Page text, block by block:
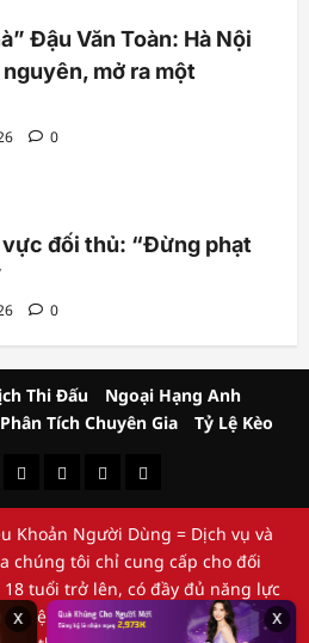
Đậu Văn Toàn: Hà Nội
mở ra một
0
đối thủ: “Đừng phạt
0
Thi Đấu
Ngoại Hạng Anh
Phân Tích Chuyên Gia Tỷ Lệ Kèo
Ngoại
Hạng
Anh
Phân
Tích
Chiến
Thuật
Phân
Tích
Chuyên
Gia
Tỷ
Lệ
Kèo
Khoản Người Dùng = Dịch vụ và
chúng tôi chỉ cung cấp cho đối
tuổi trở lên, có đầy đủ năng lực
Hệ thống nghiêm cấm việc truy
x x